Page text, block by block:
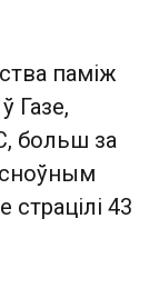
паміж
Газе,
больш за
43